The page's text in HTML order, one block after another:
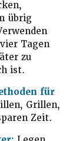
übrig
Tagen
zu
ist.
für
Grillen,
Zeit.